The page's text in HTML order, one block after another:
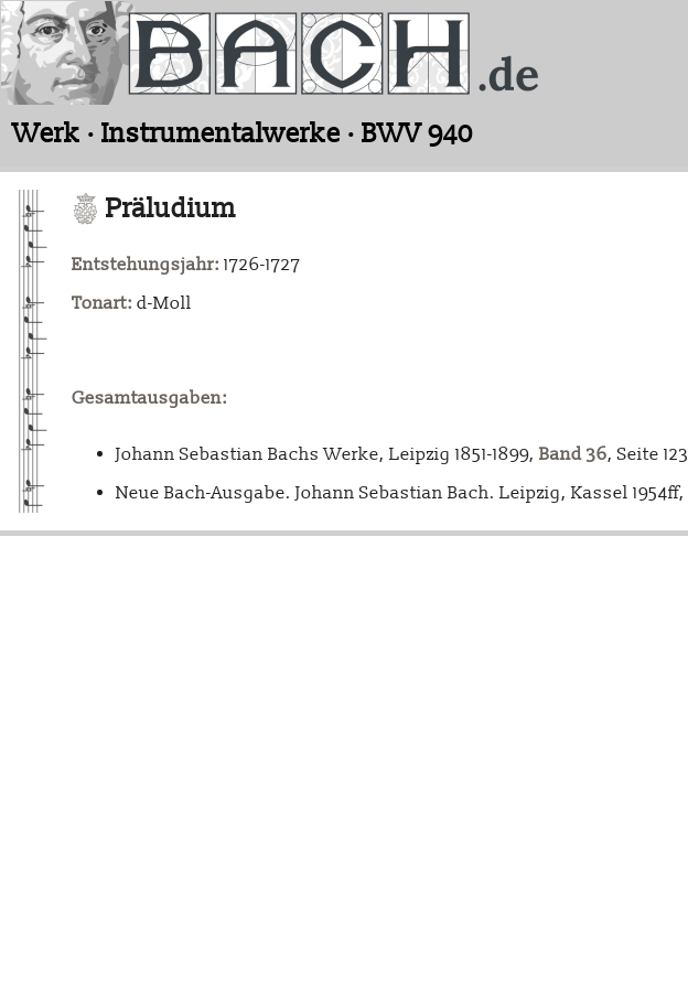
Werk · Instrumentalwerke · BWV 940
Präludium
Entstehungsjahr: 1726-1727
Tonart: d-Moll
Gesamtausgaben:
Johann Sebastian Bachs Werke, Leipzig 1851-1899, Band 36, Seite 123
Neue Bach-Ausgabe. Johann Sebastian Bach. Leipzig, Kassel 1954ff,